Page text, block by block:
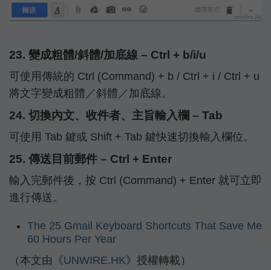
23. 變成粗體/斜體/加底線 – Ctrl + b/i/u
可使用傳統的 Ctrl (Command) + b / Ctrl + i / Ctrl + u
將文字變成粗體／斜體／加底線。
24. 切換內文、收件者、主旨輸入欄 – Tab
可使用 Tab 鍵或 Shift + Tab 鍵快速切換輸入欄位。
25. 傳送目前郵件 – Ctrl + Enter
輸入完郵件後，按 Ctrl (Command) + Enter 就可立即
進行傳送。
The 25 Gmail Keyboard Shortcuts That Save Me
60 Hours Per Year
（本文由《UNWIRE.HK》授權轉載）